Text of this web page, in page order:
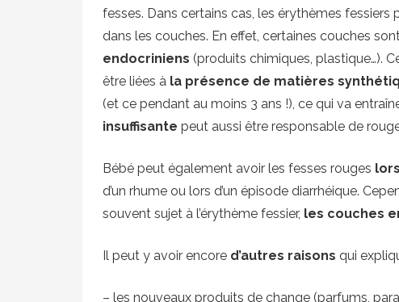
fesses. Dans certains cas, les érythèmes
dans les couches. En effet, certaines couches
endocriniens (produits chimiques, plastique…).
être liées à la présence de matières
(et ce pendant au moins 3 ans !), ce qui va
insuffisante peut aussi être responsable de
Bébé peut également avoir les fesses rouges
d’un rhume ou lors d’un épisode diarrhéique.
souvent sujet à l’érythème fessier, les couches
Il peut y avoir encore d’autres raisons qui
– les nouveaux produits de change (parfums,